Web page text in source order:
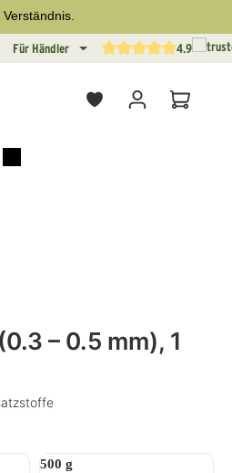
Für Händler Durchschnittliche4.9
– 0.5 mm), 1
500 g